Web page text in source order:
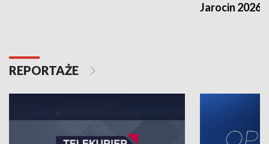
Jarocin 2026
REPORTAŻE